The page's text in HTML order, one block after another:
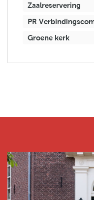
Zaalreservering
PR
Groene kerk